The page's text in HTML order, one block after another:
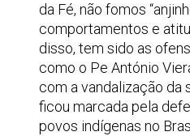
da Fé, não fomos
comportamentos e
disso, tem sido as
como o Pe António
com a vandalização da
ficou marcada pela
povos indígenas no